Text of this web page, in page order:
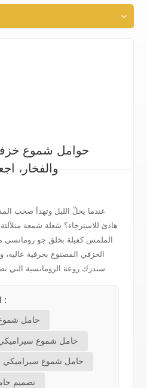
حوامل شموع
والفخار،
عندما يحلّ الليل وتهدأ صخب
هادئ للاسترخاء؟ شعلة شمعة
الملمس كفيلة بخلق جو رومانسي
الخزفي المصنوع بحرفية
ستدرك روعة الرومانسية التي
العلامات الساخنة :
حامل
حامل شموع
حامل شموع
تصميم